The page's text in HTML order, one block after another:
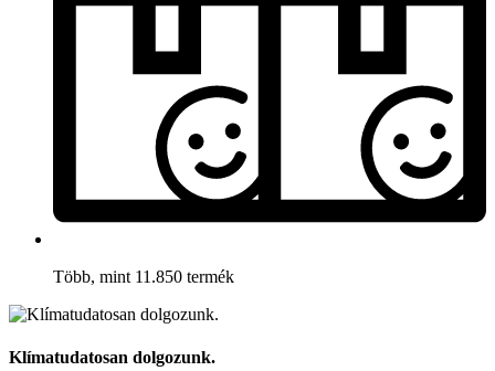
Több, mint 11.850 termék
Klímatudatosan dolgozunk.